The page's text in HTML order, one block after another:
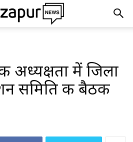
अध्यक्षता में जिला
समिति की बैठक